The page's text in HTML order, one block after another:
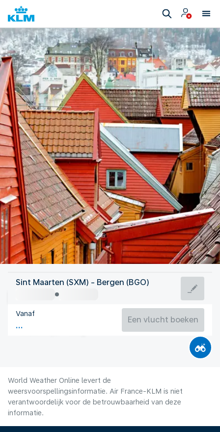
Noorwegen
Bergen
Noorwegen
Vluchttijd
Sint Maarten (SXM) - Bergen (BGO)
Vanaf
Een vlucht boeken
World Weather Online levert de
weersvoorspellingsinformatie. Air France-KLM is niet
verantwoordelijk voor de betrouwbaarheid van deze
informatie.